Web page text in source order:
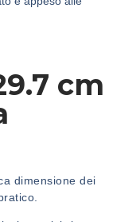
cm
dimensione dei